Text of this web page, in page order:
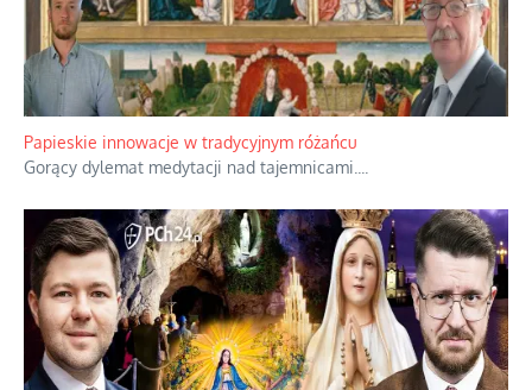
Kamienie i siekiery przeciw czołgom
Gorzka analityka decyzji warszawskich dowódców.